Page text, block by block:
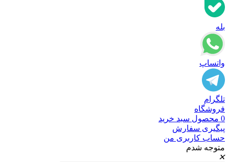
بله
واتساپ
تلگرام
فروشگاه
0 محصول سبد خرید
پیگیری سفارش
حساب کاربری من
متوجه شدم
✕